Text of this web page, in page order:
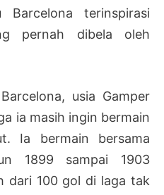
Barcelona terinspirasi
pernah dibela oleh
usia Gamper
ia masih ingin bermain
Ia bermain bersama
1899 sampai 1903
dari 100 gol di laga tak